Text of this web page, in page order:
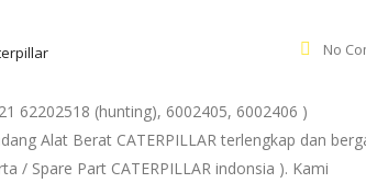
No
62202518 (hunting), 6002405, 6002406 )
Alat Berat CATERPILLAR terlengkap dan
/ Spare Part CATERPILLAR indonsia ). Kami